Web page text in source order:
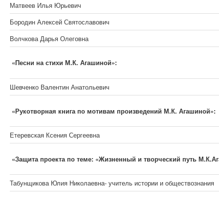
Матвеев Илья Юрьевич
Бородин Алексей Святославович
Волчкова Дарья Олеговна
«Песни на стихи М.К. Агашиной»:
Шевченко Валентин Анатольевич
«Рукотворная книга по мотивам произведений М.К. Агашиной»:
Етеревская Ксения Сергеевна
«Защита проекта по теме: «Жизненный и творческий путь
Табунщикова Юлия Николаевна- учитель истории и обществознания